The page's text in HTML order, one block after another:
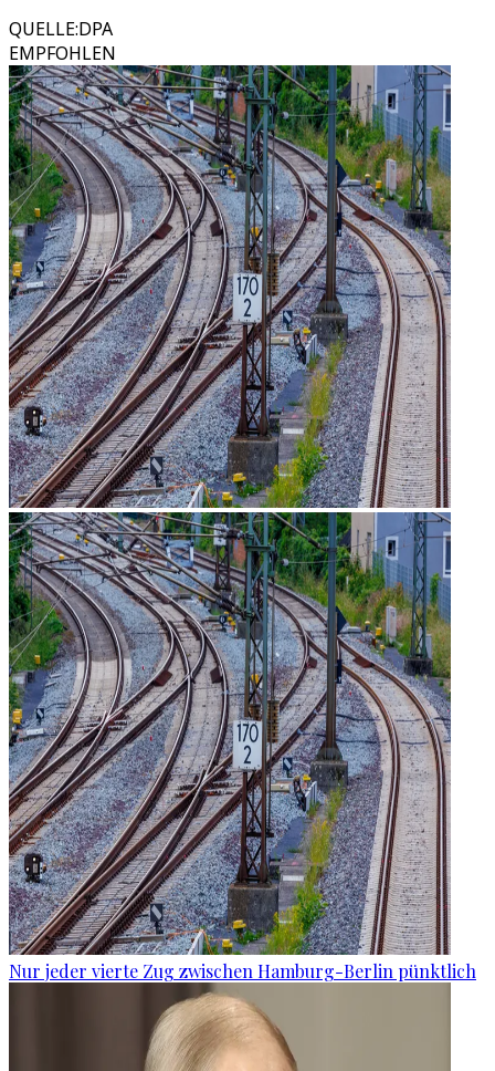
QUELLE:DPA
EMPFOHLEN
Nur jeder vierte Zug zwischen Hamburg-Berlin pünktlich